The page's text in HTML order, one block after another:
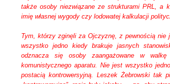
także osoby niezwiązane ze strukturami PRL, a
imię własnej wygody czy lodowatej kalkulacji
Tym, którzy zginęli za Ojczyznę, z pewnością
wszystko jedno kiedy brakuje jasnych
odznacza się osoby zaangażowane w
komunistycznego aparatu. Nie jest wszystko
postacią kontrowersyjną. Leszek Żebrowski tak